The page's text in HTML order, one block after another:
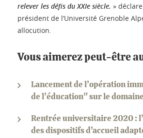
relever les défis du XXIe siècle. »
président de l’Université Grenoble
allocution.
Vous aimerez peut-être
Lancement de l’opération
de l’éducation" sur le
Rentrée universitaire 2020 :
des dispositifs d’accueil